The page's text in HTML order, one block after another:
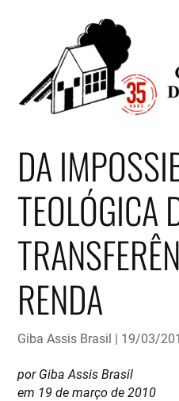
DA
TEOLÓGICA
RENDA
Giba Assis Brasil 19/03/
por Giba Assis Brasil
em 19 de março de 2010